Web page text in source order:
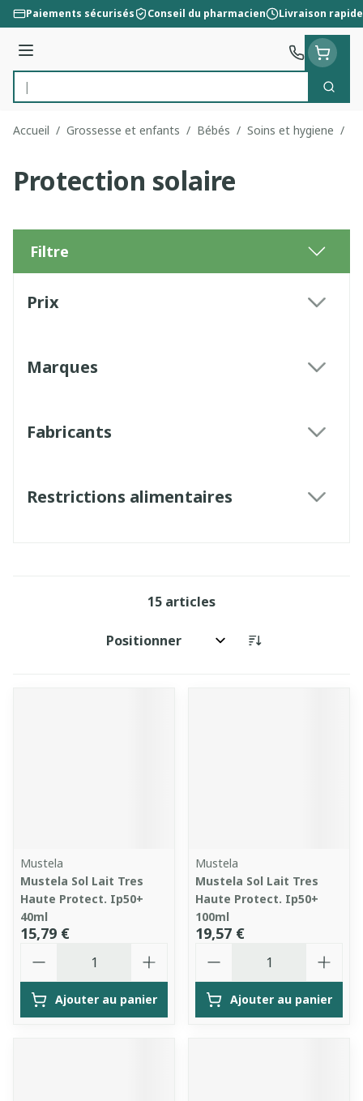
Aller au contenu
Paiements sécurisés Conseil du pharmacien Livraison rapide
Menu
Rechercher
Accueil / Grossesse et enfants / Bébés / Soins et hygiene /
Protection solaire
Filtre
Prix
Marques
Fabricants
Restrictions alimentaires
15 articles
Trier par:
Mustela
Mustela Sol Lait Tres
Haute Protect. Ip50+
40ml
15,79 €
Ajouter au panier
Mustela
Mustela Sol Lait Tres
Haute Protect. Ip50+
100ml
19,57 €
Ajouter au panier